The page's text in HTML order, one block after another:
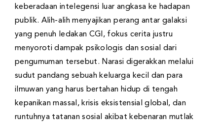
keberadaan intelegensi luar angkasa ke hadapan
publik. Alih-alih menyajikan perang antar galaksi
yang penuh ledakan CGI, fokus cerita justru
menyoroti dampak psikologis dan sosial dari
pengumuman tersebut. Narasi digerakkan melalui
sudut pandang sebuah keluarga kecil dan para
ilmuwan yang harus bertahan hidup di tengah
kepanikan massal, krisis eksistensial global, dan
runtuhnya tatanan sosial akibat kebenaran mutlak